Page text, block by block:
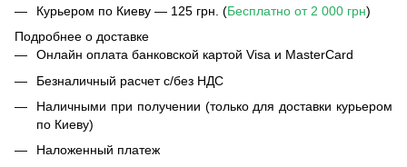
Курьером по Киеву — 125 грн. (Бесплатно от 2 000 грн)
Подробнее о доставке
Онлайн оплата банковской картой Visa и MasterCard
Безналичный расчет с/без НДС
Наличными при получении (только для доставки курьером
по Киеву)
Наложенный платеж